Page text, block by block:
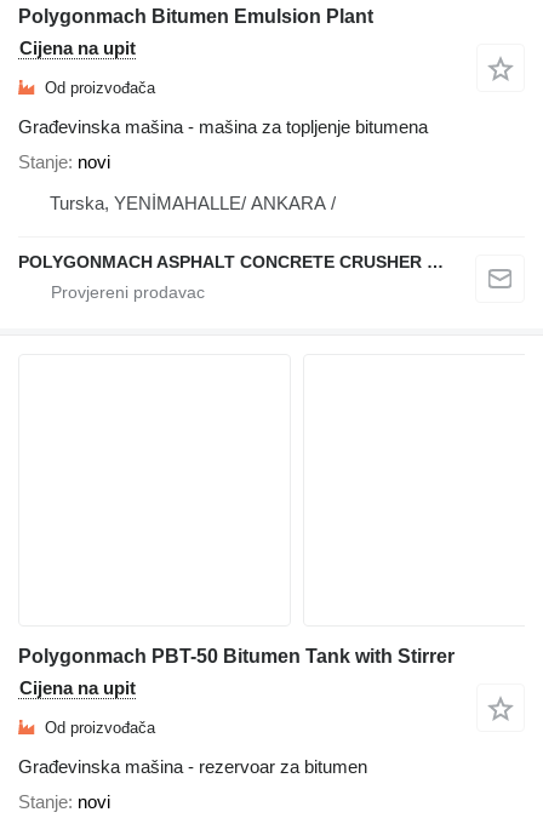
Polygonmach Bitumen Emulsion Plant
Cijena na upit
Od proizvođača
Građevinska mašina - mašina za topljenje bitumena
Stanje novi
Turska, YENİMAHALLE/ ANKARA /
POLYGONMACH ASPHALT CONCRETE CRUSHER SYSTEMS
Polygonmach PBT-50 Bitumen Tank with Stirrer
Cijena na upit
Od proizvođača
Građevinska mašina - rezervoar za bitumen
Stanje novi